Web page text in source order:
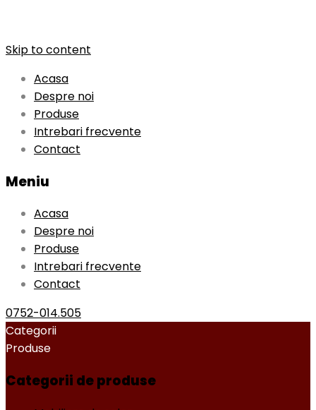
Skip to content
Acasa
Despre noi
Produse
Intrebari frecvente
Contact
Meniu
Acasa
Despre noi
Produse
Intrebari frecvente
Contact
0752-014.505
Categorii
Produse
Categorii de produse